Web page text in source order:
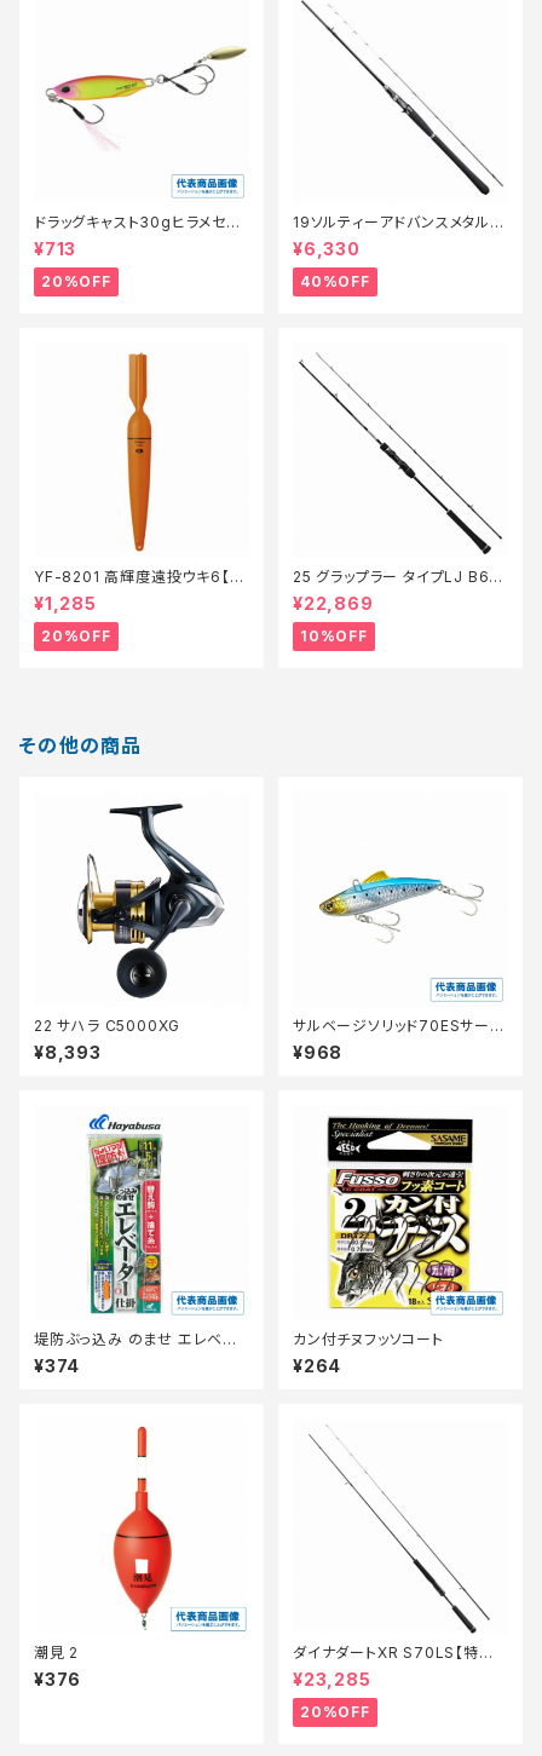
ドラッグキャスト30gヒラメセレ
クション【特価ルアー】【20】
¥713
20%OFF
19ソルティーアドバンスメタルス
ッテ B66MLS【特価竿】【40】
¥6,330
40%OFF
YF-8201 高輝度遠投ウキ6【特
価仕掛】【20】
¥1,285
20%OFF
25 グラップラー タイプLJ B63-
3【継続セール_ロッド】【10】
¥22,869
10%OFF
その他の商品
22 サハラ C5000XG
¥8,393
サルベージソリッド70ESサーフ
エディションXG−V70V
¥968
堤防ぶっ込み のませ エレベー
ター仕掛 HD301ー12ー6
¥374
カン付チヌフッソコート
¥264
潮見 2
¥376
ダイナダートXR S70LS【特価
ロッド】【20】
¥23,285
20%OFF